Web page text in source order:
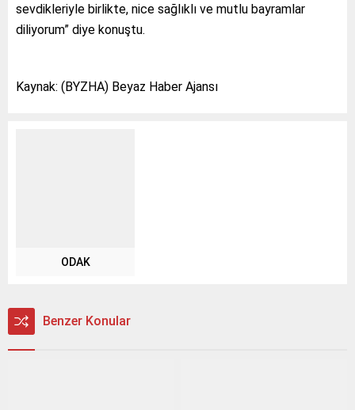
sevdikleriyle birlikte, nice sağlıklı ve mutlu bayramlar
diliyorum” diye konuştu.
Kaynak: (BYZHA) Beyaz Haber Ajansı
ODAK
Benzer Konular